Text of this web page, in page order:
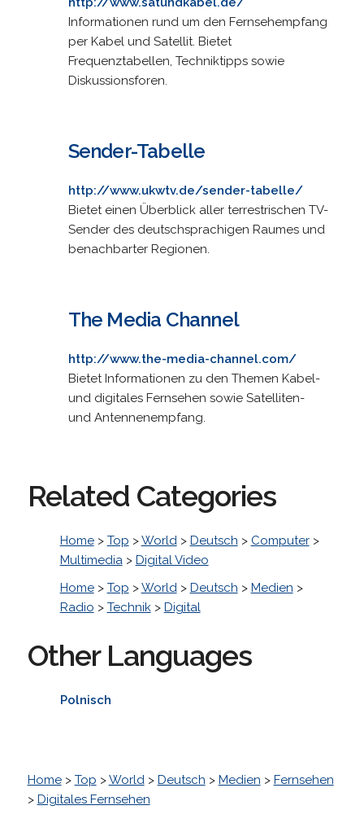
Informationen rund um den Fernsehempfang
per Kabel und Satellit. Bietet
Frequenztabellen, Techniktipps sowie
Diskussionsforen.
Sender-Tabelle
http://www.ukwtv.de/sender-tabelle/
Bietet einen Überblick aller terrestrischen TV-
Sender des deutschsprachigen Raumes und
benachbarter Regionen.
The Media Channel
http://www.the-media-channel.com/
Bietet Informationen zu den Themen Kabel-
und digitales Fernsehen sowie Satelliten-
und Antennenempfang.
Related Categories
Home> Top >World> Deutsch > Computer>
Multimedia> Digital Video
Home> Top >World> Deutsch > Medien >
Radio > Technik> Digital
Other Languages
Polnisch
Home> Top >World> Deutsch > Medien > Fernsehen
> Digitales Fernsehen